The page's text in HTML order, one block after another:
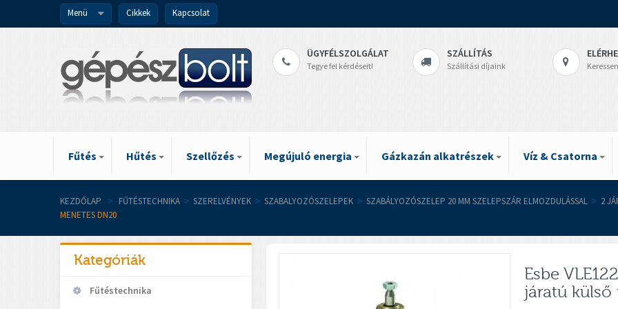
Menü Cikkek Kapcsolat
ÜGYFÉLSZOLGÁLAT
Tegye fel kérdéseit!
SZÁLLÍTÁS
Szállítási díjaink
Fűtés Hűtés Szellőzés Megújuló energia Gázkazán alkatrészek Víz & Csatorna
KEZDŐLAP > FŰTÉSTECHNIKA > SZERELVÉNYEK > SZABALYOZÓSZELEPEK > SZABÁLYOZÓSZELEP 20 MM SZELEPSZÁR ELMOZDULÁSSAL > 2
MENETES DN20
Kategóriák
Fűtéstechnika
Esbe
járatú külső